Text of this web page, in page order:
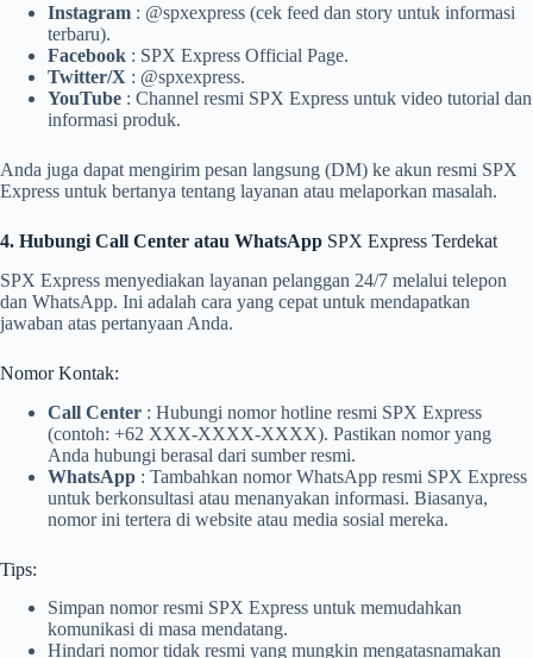
Instagram : @spxexpress (cek feed dan story untuk informasi
terbaru).
Facebook : SPX Express Official Page.
Twitter/X : @spxexpress.
YouTube : Channel resmi SPX Express untuk video tutorial dan
informasi produk.
Anda juga dapat mengirim pesan langsung (DM) ke akun resmi SPX
Express untuk bertanya tentang layanan atau melaporkan masalah.
4. Hubungi Call Center atau WhatsApp SPX Express Terdekat
SPX Express menyediakan layanan pelanggan 24/7 melalui telepon
dan WhatsApp. Ini adalah cara yang cepat untuk mendapatkan
jawaban atas pertanyaan Anda.
Nomor Kontak:
Call Center : Hubungi nomor hotline resmi SPX Express
(contoh: +62 XXX-XXXX-XXXX). Pastikan nomor yang
Anda hubungi berasal dari sumber resmi.
WhatsApp : Tambahkan nomor WhatsApp resmi SPX Express
untuk berkonsultasi atau menanyakan informasi. Biasanya,
nomor ini tertera di website atau media sosial mereka.
Tips:
Simpan nomor resmi SPX Express untuk memudahkan
komunikasi di masa mendatang.
Hindari nomor tidak resmi yang mungkin mengatasnamakan